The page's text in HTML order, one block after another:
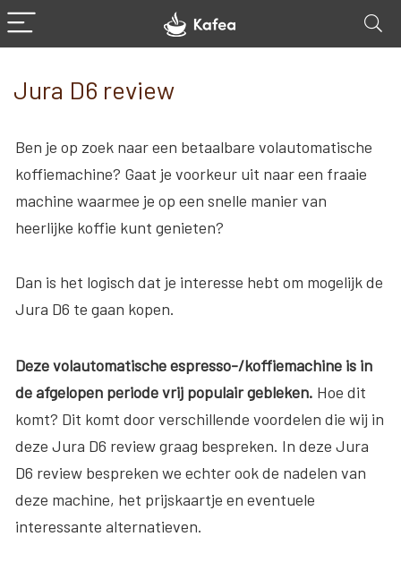
Jura D6 review
Ben je op zoek naar een betaalbare volautomatische
koffiemachine? Gaat je voorkeur uit naar een fraaie
machine waarmee je op een snelle manier van
heerlijke koffie kunt genieten?
Dan is het logisch dat je interesse hebt om mogelijk de
Jura D6 te gaan kopen.
Deze volautomatische espresso-/koffiemachine is in
de afgelopen periode vrij populair gebleken. Hoe dit
komt? Dit komt door verschillende voordelen die wij in
deze Jura D6 review graag bespreken. In deze Jura
D6 review bespreken we echter ook de nadelen van
deze machine, het prijskaartje en eventuele
interessante alternatieven.